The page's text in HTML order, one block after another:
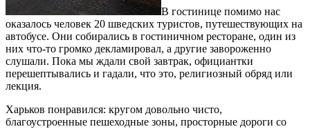
В гостинице помимо нас
оказалось человек 20 шведских туристов, путешествующих на
автобусе. Они собирались в гостиничном ресторане, один из
них что-то громко декламировал, а другие завороженно
слушали. Пока мы ждали свой завтрак, официантки
перешептывались и гадали, что это, религиозный обряд или
лекция.
Харьков понравился: кругом довольно чисто,
благоустроенные пешеходные зоны, просторные дороги со